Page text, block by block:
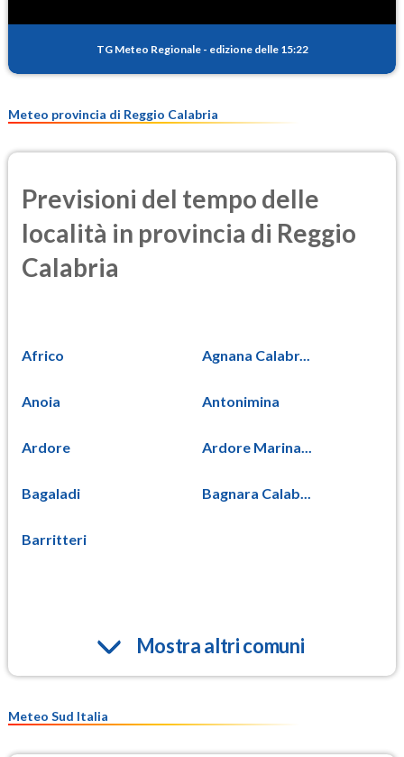
TG Meteo Regionale - edizione delle 15:22
Meteo provincia di Reggio Calabria
Previsioni del tempo delle
località in provincia di Reggio
Calabria
Africo Agnana Calabr...
Anoia Antonimina
Ardore Ardore Marina...
Bagaladi Bagnara Calab...
Barritteri
Mostra altri comuni
Meteo Sud Italia